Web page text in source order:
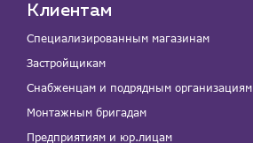
Клиентам
Специализированным магазинам
Застройщикам
Снабженцам и подрядным организациям
Монтажным бригадам
Предприятиям и юр.лицам